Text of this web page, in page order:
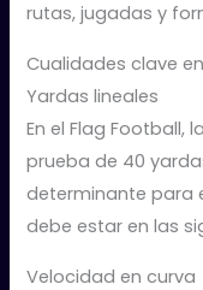
rutas, jugadas y
Cualidades clave
Yardas lineales
En el Flag Football,
prueba de 40
determinante para
debe estar en las
Velocidad en curva